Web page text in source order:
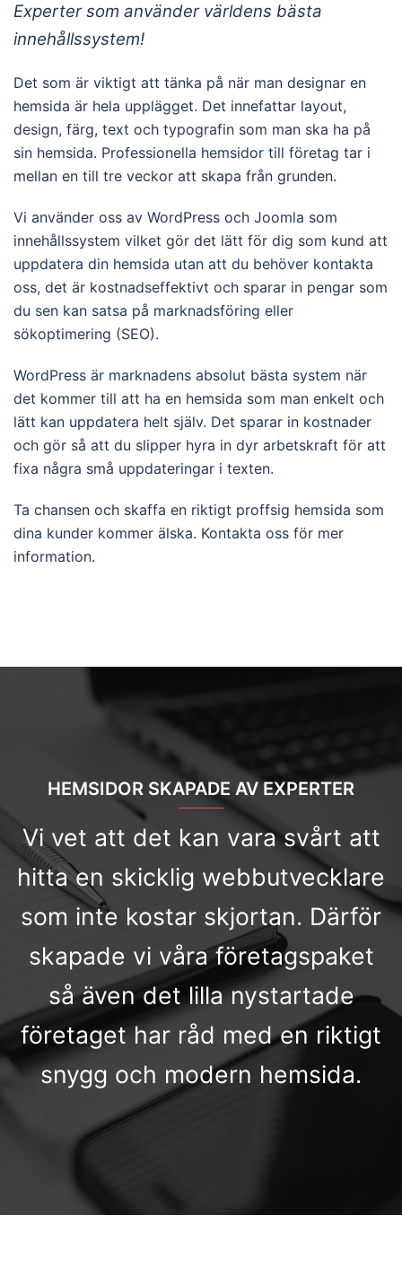
Experter som använder världens bästa
innehållssystem!
Det som är viktigt att tänka på när man designar en
hemsida är hela upplägget. Det innefattar layout,
design, färg, text och typografin som man ska ha på
sin hemsida. Professionella hemsidor till företag tar i
mellan en till tre veckor att skapa från grunden.
Vi använder oss av WordPress och Joomla som
innehållssystem vilket gör det lätt för dig som kund att
uppdatera din hemsida utan att du behöver kontakta
oss, det är kostnadseffektivt och sparar in pengar som
du sen kan satsa på marknadsföring eller
sökoptimering (SEO).
WordPress är marknadens absolut bästa system när
det kommer till att ha en hemsida som man enkelt och
lätt kan uppdatera helt själv. Det sparar in kostnader
och gör så att du slipper hyra in dyr arbetskraft för att
fixa några små uppdateringar i texten.
Ta chansen och skaffa en riktigt proffsig hemsida som
dina kunder kommer älska. Kontakta oss för mer
information.
HEMSIDOR SKAPADE AV EXPERTER
Vi vet att det kan vara svårt att
hitta en skicklig webbutvecklare
som inte kostar skjortan. Därför
skapade vi våra företagspaket
så även det lilla nystartade
företaget har råd med en riktigt
snygg och modern hemsida.